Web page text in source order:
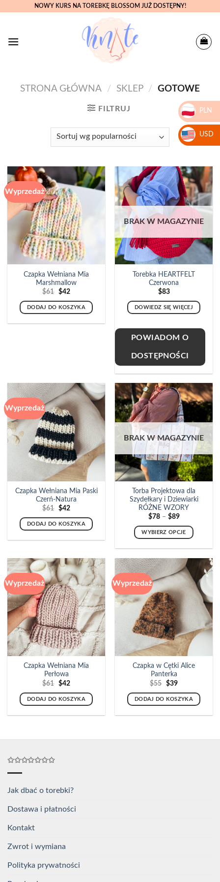
NOWY KURS NA TOREBKĘ BLOSSOM JUŻ DOSTĘPNY!
STRONA GŁÓWNA / SKLEP / GOTOWE
FILTRUJ
Wyprzedaż
Czapka Wełniana Mia
Marshmallow
$61
Pierwotna
wynosiła:
$61.
$42Aktualna
wynosi:
$42.
DODAJ DO KOSZYKA
BRAK W MAGAZYNIE
Torebka HEARTFELT
Czerwona
$83
DOWIEDZ SIĘ WIĘCEJ
POWIADOM O
DOSTĘPNOŚCI
Wyprzedaż
Czapka Wełniana Mia Paski
Czerń-Natura
$61
Pierwotna
wynosiła:
$61.
$42Aktualna
wynosi:
$42.
DODAJ DO KOSZYKA
BRAK W MAGAZYNIE
Torba Projektowa dla
Szydełkary i Dziewiarki
RÓŻNE WZORY
$78 – $89Zakres
od
$78
$89
WYBIERZ OPCJE
ma
wiele
wariantów.
Opcje
można
wybrać
na
stronie
produktu
Wyprzedaż
Czapka Wełniana Mia
Perłowa
$61
Pierwotna
wynosiła:
$61.
$42Aktualna
wynosi:
$42.
DODAJ DO KOSZYKA
Wyprzedaż
Czapka w Cętki Alice
Panterka
$55
Pierwotna
wynosiła:
$55.
$39Aktualna
wynosi:
$39.
DODAJ DO KOSZYKA
✩✩✩✩✩✩✩
Jak dbać o torebki?
Dostawa i płatności
Kontakt
Zwrot i wymiana
Polityka prywatności
zł
PLN
$
USD